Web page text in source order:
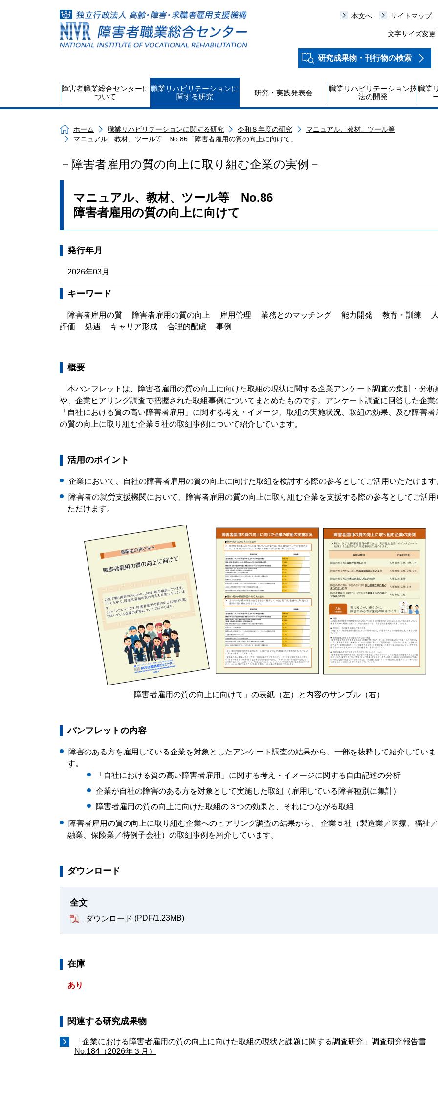
本文へ サイトマップ
文字サイズ変更
研究成果物・刊行物の検索
障害者職業総合センターに
ついて
職業リハビリテーションに
関する研究
研究・実践発表会
職業リハビリテーション技
法の開発
職業
ホーム 職業リハビリテーションに関する研究 令和８年度の研究
マニュアル、教材、ツール等
マニュアル、教材、ツール等 No.86「障害者雇用の質の向上に向けて」
－障害者雇用の質の向上に取り組む企業の実例－
マニュアル、教材、ツール等 No.86
障害者雇用の質の向上に向けて
発行年月
2026年03月
キーワード
障害者雇用の質 障害者雇用の質の向上 雇用管理 業務とのマッチング 能力開発 教育・訓練
評価 処遇 キャリア形成 合理的配慮 事例
概要
本パンフレットは、障害者雇用の質の向上に向けた取組の現状に関する企業アンケート調査の集計・分析
や、企業ヒアリング調査で把握された取組事例についてまとめたものです。アンケート調査に回答した企業
「自社における質の高い障害者雇用」に関する考え・イメージ、取組の実施状況、取組の効果、及び障害者
の質の向上に取り組む企業５社の取組事例について紹介しています。
活用のポイント
企業において、自社の障害者雇用の質の向上に向けた取組を検討する際の参考としてご活用いただけます
障害者の就労支援機関において、障害者雇用の質の向上に取り組む企業を支援する際の参考としてご活用
ただけます。
「障害者雇用の質の向上に向けて」の表紙（左）と内容のサンプル（右）
パンフレットの内容
障害のある方を雇用している企業を対象としたアンケート調査の結果から、一部を抜粋して紹介していま
す。
「自社における質の高い障害者雇用」に関する考え・イメージに関する自由記述の分析
企業が自社の障害のある方を対象として実施した取組（雇用している障害種別に集計）
障害者雇用の質の向上に向けた取組の３つの効果と、それにつながる取組
障害者雇用の質の向上に取り組む企業へのヒアリング調査の結果から、 企業５社（製造業／医療、福祉
融業、保険業／特例子会社）の取組事例を紹介しています。
ダウンロード
全文
ダウンロード (PDF/1.23MB)
在庫
あり
関連する研究成果物
「企業における障害者雇用の質の向上に向けた取組の現状と課題に関する調査研究」調査研究報告書
No.184（2026年３月）